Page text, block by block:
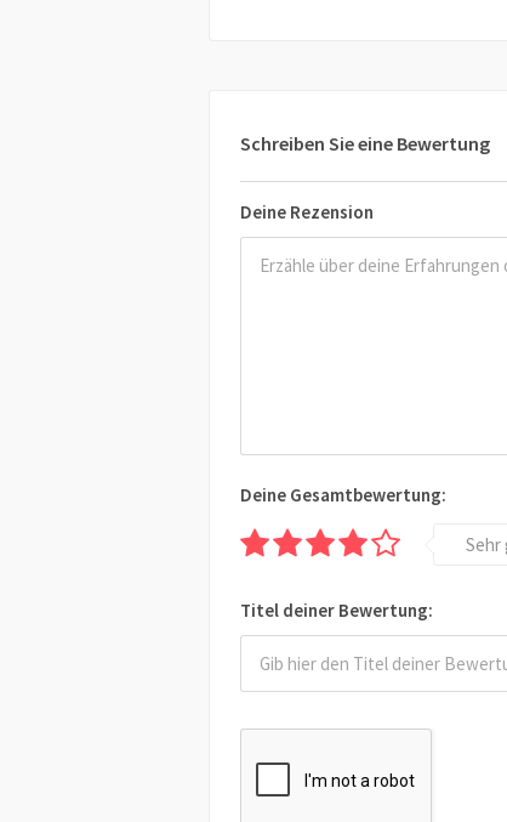
Schreiben Sie eine Bewertung
Deine Rezension
Deine Gesamtbewertung:
Sehr
Titel deiner Bewertung: